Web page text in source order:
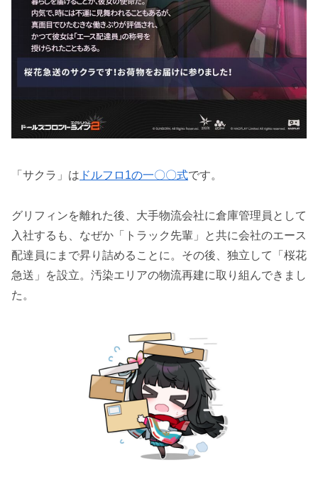
「サクラ」は ドルフロ1の一〇〇式です。
グリフィンを離れた後、大手物流会社に倉庫管理員として
入社するも、なぜか「トラック先輩」と共に会社のエース
配達員にまで昇り詰めることに。その後、独立して「桜花
急送」を設立。汚染エリアの物流再建に取り組んできまし
た。